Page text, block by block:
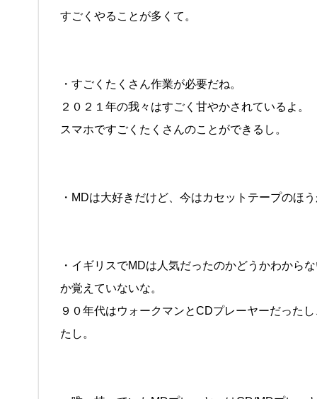
すごくやることが多くて。
・すごくたくさん作業が必要だね。
２０２１年の我々はすごく甘やかされているよ。
スマホですごくたくさんのことができるし。
・MDは大好きだけど、今はカセットテープのほ
・イギリスでMDは人気だったのかどうかわから
か覚えていないな。
９０年代はウォークマンとCDプレーヤーだった
たし。